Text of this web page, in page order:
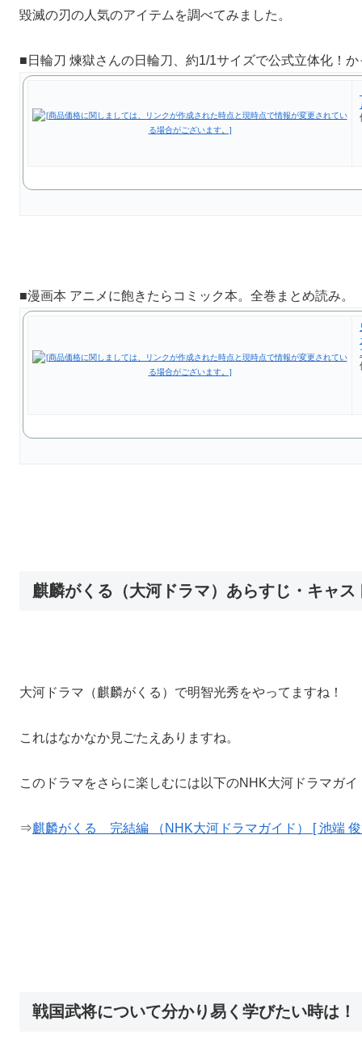
毀滅の刃の人気のアイテムを調べてみました。
■日輪刀 煉獄さんの日輪刀、約1/1サイズで公式立体化！
■漫画本 アニメに飽きたらコミック本。全巻まとめ読み。
麒麟がくる（大河ドラマ）あらすじ・キャ
大河ドラマ（麒麟がくる）で明智光秀をやってますね！
これはなかなか見ごたえありますね。
このドラマをさらに楽しむには以下のNHK大河ドラマガ
⇒麒麟がくる 完結編 （NHK大河ドラマガイド） [ 池端
戦国武将について分かり易く学びたい時は！